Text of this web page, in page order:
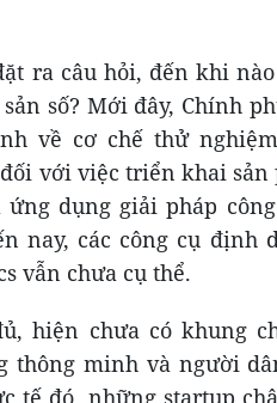
ra câu hỏi, đến khi
số? Mới đây, Chính
về cơ chế thử
với việc triển khai sản
dụng giải pháp
nay, các công cụ định
vẫn chưa cụ thể.
hiện chưa có khung
thông minh và người
tế đó, những startup